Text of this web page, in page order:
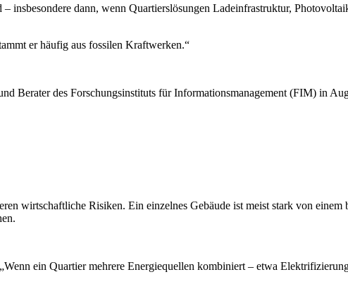
dann, wenn Quartierslösungen Ladeinfrastruktur,
er häufig aus fossilen Kraftwerken.“
Berater des Forschungsinstituts für Informationsmanagement (FIM) in
wirtschaftliche Risiken. Ein einzelnes Gebäude ist meist stark von einem
ein Quartier mehrere Energiequellen kombiniert – etwa